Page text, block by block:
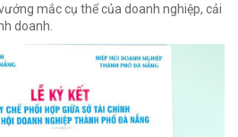
mắc cụ thể của doanh nghiệp, cải
doanh.